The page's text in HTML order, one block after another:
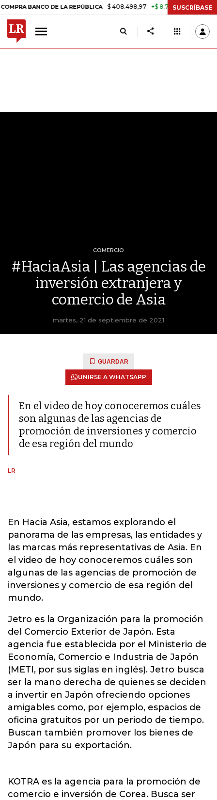
BANCO DE LA REPÚBLICA $ 408.498,97 +$ 8.753,81 +2,19% TASA
SUSCRÍBASE
COMERCIO
#HaciaAsia | Las agencias de
inversión extranjera y
comercio de Asia
martes, 21 de septiembre de 2021
GUARDAR
UNIRSE A WHATSAPP
En el video de hoy conoceremos cuáles
son algunas de las agencias de
promoción de inversiones y comercio
de esa región del mundo
LR
En Hacia Asia, estamos explorando el
panorama de las empresas, las entidades y
las marcas más representativas de Asia. En
el video de hoy conoceremos cuáles son
algunas de las agencias de promoción de
inversiones y comercio de esa región del
mundo.
Jetro es la Organización para la promoción
del Comercio Exterior de Japón. Esta
agencia fue establecida por el Ministerio de
Economía, Comercio e Industria de Japón
(METI, por sus siglas en inglés). Jetro busca
ser la mano derecha de quienes se deciden
a invertir en Japón ofreciendo opciones
amigables como, por ejemplo, espacios de
oficina gratuitos por un periodo de tiempo.
Buscan también promover los bienes de
Japón para su exportación.
KOTRA es la agencia para la promoción de
comercio e inversión de Corea. Busca ser